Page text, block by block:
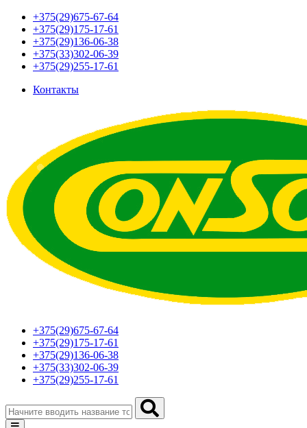
+375(29)675-67-64
+375(29)175-17-61
+375(29)136-06-38
+375(33)302-06-39
+375(29)255-17-61
Контакты
+375(29)675-67-64
+375(29)175-17-61
+375(29)136-06-38
+375(33)302-06-39
+375(29)255-17-61